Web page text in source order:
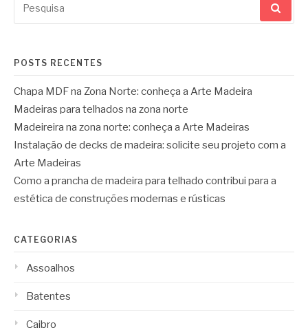
por:
POSTS RECENTES
Chapa MDF na Zona Norte: conheça a Arte Madeira
Madeiras para telhados na zona norte
Madeireira na zona norte: conheça a Arte Madeiras
Instalação de decks de madeira: solicite seu projeto com a
Arte Madeiras
Como a prancha de madeira para telhado contribui para a
estética de construções modernas e rústicas
CATEGORIAS
Assoalhos
Batentes
Caibro